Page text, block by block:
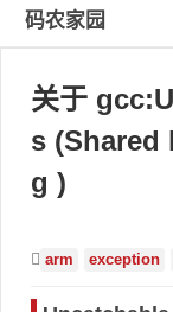
码农家园
关于
s
g )
arm exception